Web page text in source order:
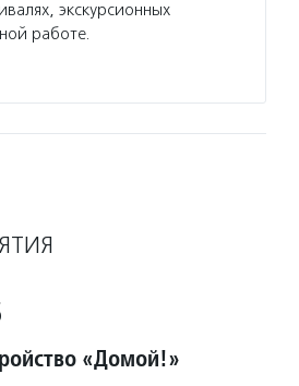
экскурсионных
работе.
«Домой!»